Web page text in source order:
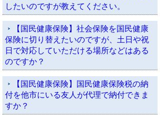
したいのですが教えてください。
【国民健康保険】社会保険を国民健康
保険に切り替えたいのですが、土日や祝
日で対応していただける場所などはある
のですか？
【国民健康保険】国民健康保険税の納
付を他市にいる友人が代理で納付できま
すか？